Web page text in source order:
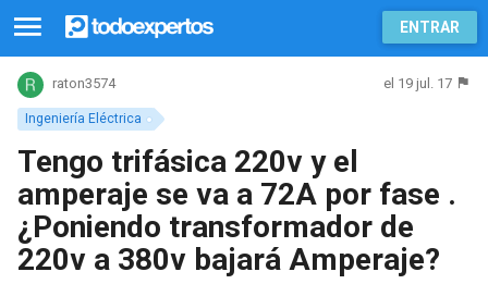
ENTRAR
Ingeniería Eléctrica
raton3574 el 19 jul. 17
Tengo trifásica 220v y el
amperaje se va a 72A por fase .
¿Poniendo transformador de
220v a 380v bajará Amperaje?